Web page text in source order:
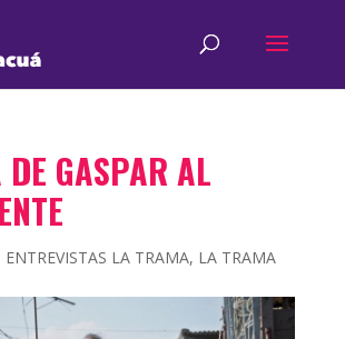
GASPAR AL
ENTREVISTAS LA TRAMA, LA TRAMA